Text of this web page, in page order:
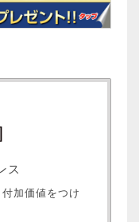
ス
加価値をつけ